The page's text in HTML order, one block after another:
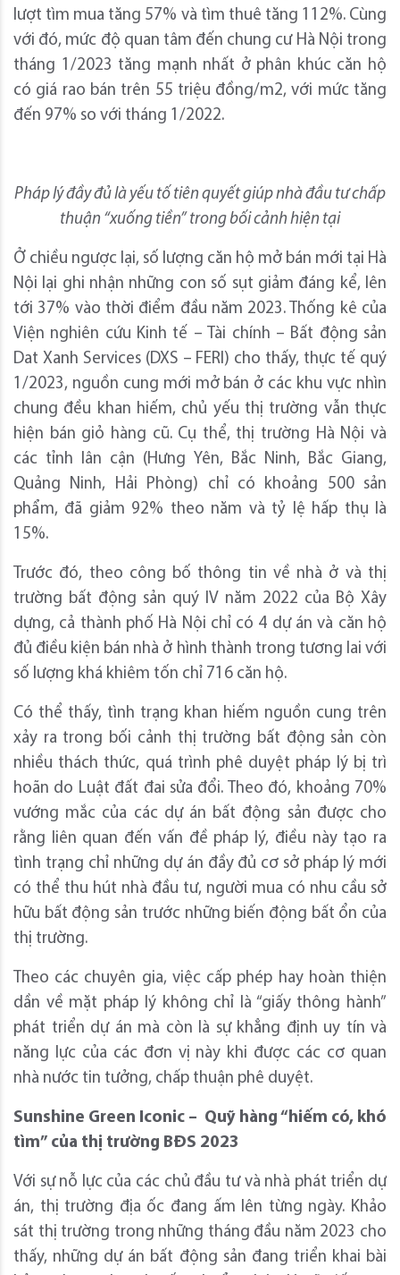
lượt tìm mua tăng 57% và tìm thuê tăng 112%. Cùng
với đó, mức độ quan tâm đến chung cư Hà Nội trong
tháng 1/2023 tăng mạnh nhất ở phân khúc căn hộ
có giá rao bán trên 55 triệu đồng/m2, với mức tăng
đến 97% so với tháng 1/2022.
Pháp lý đầy đủ là yếu tố tiên quyết giúp nhà đầu tư chấp
thuận “xuống tiền” trong bối cảnh hiện tại
Ở chiều ngược lại, số lượng căn hộ mở bán mới tại Hà
Nội lại ghi nhận những con số sụt giảm đáng kể, lên
tới 37% vào thời điểm đầu năm 2023. Thống kê của
Viện nghiên cứu Kinh tế – Tài chính – Bất động sản
Dat Xanh Services (DXS – FERI) cho thấy, thực tế quý
1/2023, nguồn cung mới mở bán ở các khu vực nhìn
chung đều khan hiếm, chủ yếu thị trường vẫn thực
hiện bán giỏ hàng cũ. Cụ thể, thị trường Hà Nội và
các tỉnh lân cận (Hưng Yên, Bắc Ninh, Bắc Giang,
Quảng Ninh, Hải Phòng) chỉ có khoảng 500 sản
phẩm, đã giảm 92% theo năm và tỷ lệ hấp thụ là
15%.
Trước đó, theo công bố thông tin về nhà ở và thị
trường bất động sản quý IV năm 2022 của Bộ Xây
dựng, cả thành phố Hà Nội chỉ có 4 dự án và căn hộ
đủ điều kiện bán nhà ở hình thành trong tương lai với
số lượng khá khiêm tốn chỉ 716 căn hộ.
Có thể thấy, tình trạng khan hiếm nguồn cung trên
xảy ra trong bối cảnh thị trường bất động sản còn
nhiều thách thức, quá trình phê duyệt pháp lý bị trì
hoãn do Luật đất đai sửa đổi. Theo đó, khoảng 70%
vướng mắc của các dự án bất động sản được cho
rằng liên quan đến vấn đề pháp lý, điều này tạo ra
tình trạng chỉ những dự án đầy đủ cơ sở pháp lý mới
có thể thu hút nhà đầu tư, người mua có nhu cầu sở
hữu bất động sản trước những biến động bất ổn của
thị trường.
Theo các chuyên gia, việc cấp phép hay hoàn thiện
dần về mặt pháp lý không chỉ là “giấy thông hành”
phát triển dự án mà còn là sự khẳng định uy tín và
năng lực của các đơn vị này khi được các cơ quan
nhà nước tin tưởng, chấp thuận phê duyệt.
Sunshine Green Iconic – Quỹ hàng “hiếm có, khó
tìm” của thị trường BĐS 2023
Với sự nỗ lực của các chủ đầu tư và nhà phát triển dự
án, thị trường địa ốc đang ấm lên từng ngày. Khảo
sát thị trường trong những tháng đầu năm 2023 cho
thấy, những dự án bất động sản đang triển khai bài